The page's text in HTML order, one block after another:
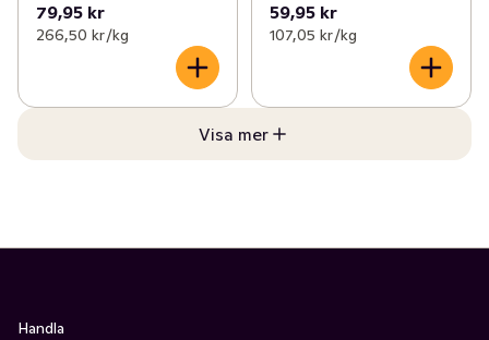
79,95 kr
266,50 kr /kg
59,95 kr
107,05 kr /kg
Visa mer
Handla